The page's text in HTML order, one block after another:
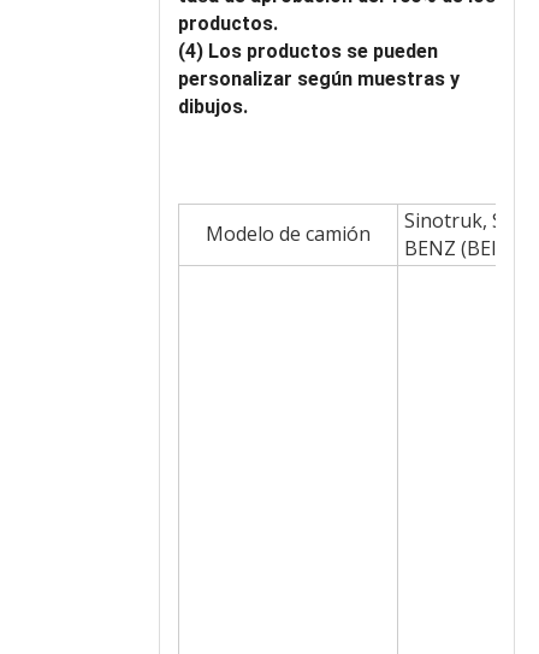
productos.
(4) Los productos se pueden
personalizar según muestras y
dibujos.
Modelo de camión
Sinotruk,
BENZ